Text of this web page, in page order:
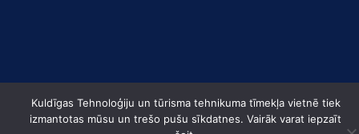
Kuldīgas Tehnoloģiju un tūrisma tehnikuma tīmekļa vietnē tiek
izmantotas mūsu un trešo pušu sīkdatnes. Vairāk varat iepzaīt